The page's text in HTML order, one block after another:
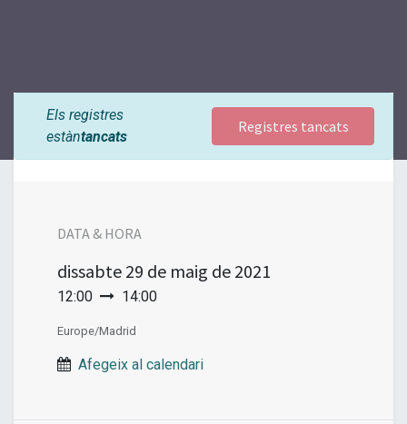
Els registres
estàntancats
Registres tancats
DATA & HORA
dissabte 29 de maig de 2021
12:00 14:00
Europe/Madrid
Afegeix al calendari